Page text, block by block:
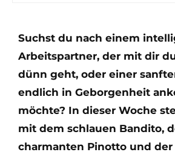
Suchst du nach einem
Arbeitspartner, der mit dir
dünn geht, oder einer
endlich in Geborgenheit
möchte? In dieser Woche
mit dem schlauen Bandito,
charmanten Pinotto und